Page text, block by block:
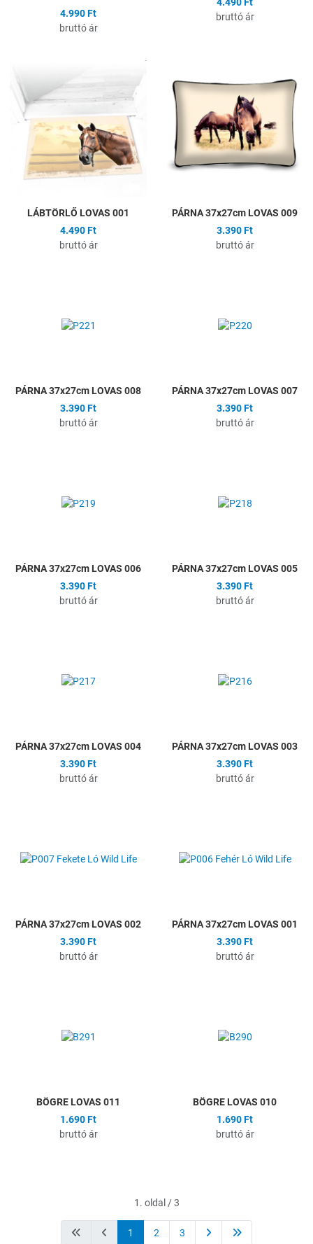
4.990 Ft
bruttó ár
bruttó ár
Összehasonlítás
Gyors nézet
LÁBTÖRLŐ LOVAS 001
4.490 Ft
bruttó ár
PÁRNA 37x27cm LOVAS 009
3.390 Ft
bruttó ár
Összehasonlítás
PÁRNA 37x27cm LOVAS 008
3.390 Ft
bruttó ár
PÁRNA 37x27cm LOVAS 007
3.390 Ft
bruttó ár
Összehasonlítás
PÁRNA 37x27cm LOVAS 006
3.390 Ft
bruttó ár
PÁRNA 37x27cm LOVAS 005
3.390 Ft
bruttó ár
Összehasonlítás
PÁRNA 37x27cm LOVAS 004
3.390 Ft
bruttó ár
PÁRNA 37x27cm LOVAS 003
3.390 Ft
bruttó ár
Összehasonlítás
PÁRNA 37x27cm LOVAS 002
3.390 Ft
bruttó ár
PÁRNA 37x27cm LOVAS 001
3.390 Ft
bruttó ár
Összehasonlítás
BÖGRE LOVAS 011
1.690 Ft
bruttó ár
BÖGRE LOVAS 010
1.690 Ft
bruttó ár
1. oldal / 3
1 2 3